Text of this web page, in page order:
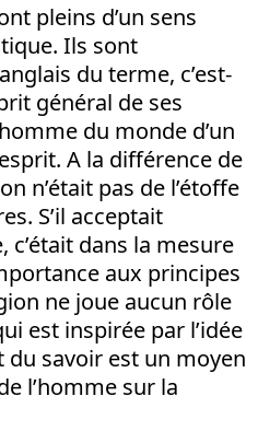
pleins d’un sens
Ils sont
du terme, c’est-
général de ses
du monde d’un
A la différence de
n’était pas de l’étoffe
S’il acceptait
c’était dans la mesure
aux principes
ne joue aucun rôle
est inspirée par l’idée
savoir est un moyen
l’homme sur la